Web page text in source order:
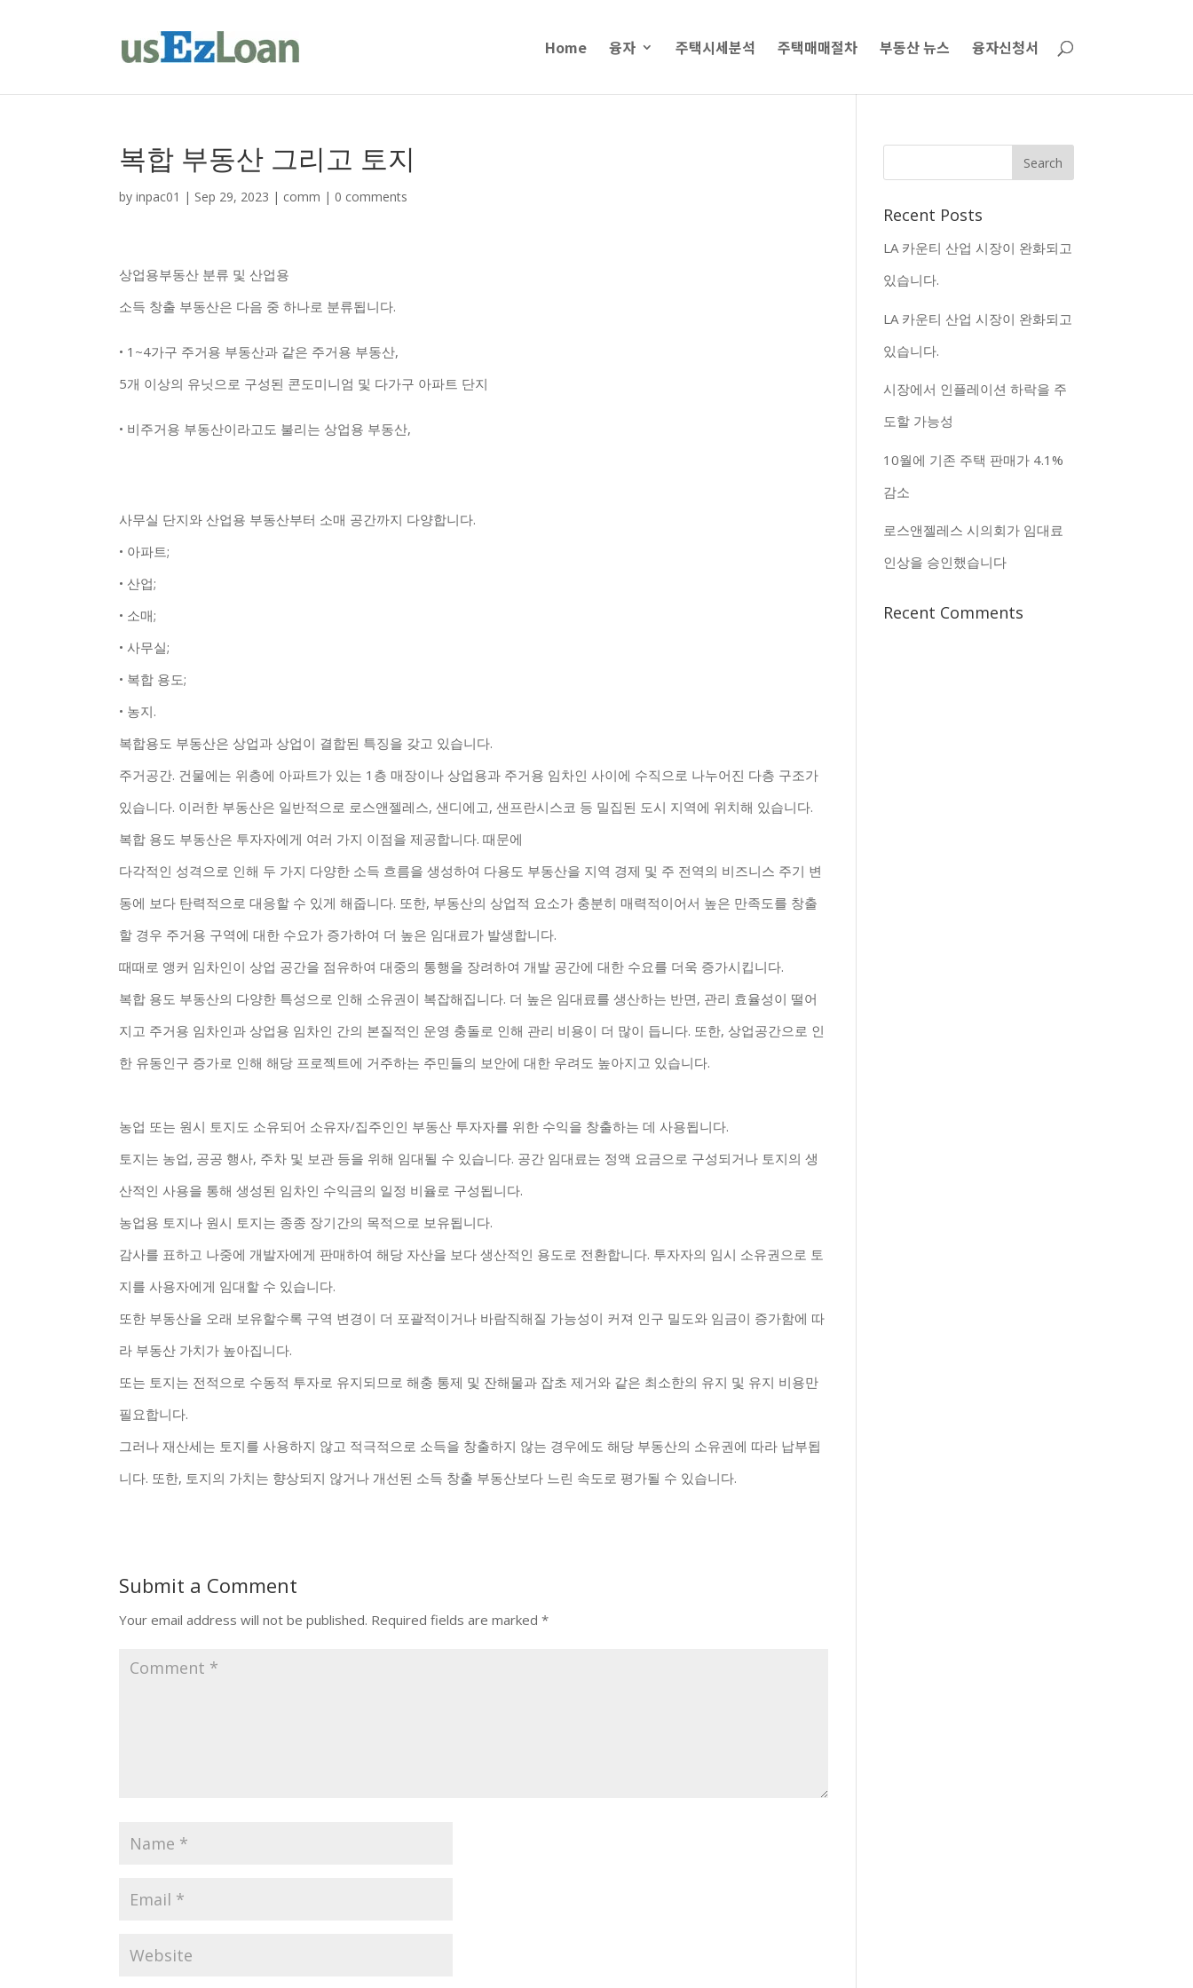
Home 융자 주택시세분석 주택매매절차 부동산 뉴스 융자신청서
복합 부동산 그리고 토지
byinpac01 | Sep 29, 2023 | comm | 0 comments
상업용부동산 분류 및 산업용
소득 창출 부동산은 다음 중 하나로 분류됩니다.
• 1~4가구 주거용 부동산과 같은 주거용 부동산,
5개 이상의 유닛으로 구성된 콘도미니엄 및 다가구 아파트 단지
• 비주거용 부동산이라고도 불리는 상업용 부동산,
사무실 단지와 산업용 부동산부터 소매 공간까지 다양합니다.
• 아파트;
• 산업;
• 소매;
• 사무실;
• 복합 용도;
• 농지.
복합용도 부동산은 상업과 상업이 결합된 특징을 갖고 있습니다.
주거공간. 건물에는 위층에 아파트가 있는 1층 매장이나 상업용과 주거용 임차인 사이에 수직으로 나누어진 다층 구조가
있습니다. 이러한 부동산은 일반적으로 로스앤젤레스, 샌디에고, 샌프란시스코 등 밀집된 도시 지역에 위치해 있습니다.
복합 용도 부동산은 투자자에게 여러 가지 이점을 제공합니다. 때문에
다각적인 성격으로 인해 두 가지 다양한 소득 흐름을 생성하여 다용도 부동산을 지역 경제 및 주 전역의 비즈니스 주기 변
동에 보다 탄력적으로 대응할 수 있게 해줍니다. 또한, 부동산의 상업적 요소가 충분히 매력적이어서 높은 만족도를 창출
할 경우 주거용 구역에 대한 수요가 증가하여 더 높은 임대료가 발생합니다.
때때로 앵커 임차인이 상업 공간을 점유하여 대중의 통행을 장려하여 개발 공간에 대한 수요를 더욱 증가시킵니다.
복합 용도 부동산의 다양한 특성으로 인해 소유권이 복잡해집니다. 더 높은 임대료를 생산하는 반면, 관리 효율성이 떨어
지고 주거용 임차인과 상업용 임차인 간의 본질적인 운영 충돌로 인해 관리 비용이 더 많이 듭니다. 또한, 상업공간으로 인
한 유동인구 증가로 인해 해당 프로젝트에 거주하는 주민들의 보안에 대한 우려도 높아지고 있습니다.
농업 또는 원시 토지도 소유되어 소유자/집주인인 부동산 투자자를 위한 수익을 창출하는 데 사용됩니다.
토지는 농업, 공공 행사, 주차 및 보관 등을 위해 임대될 수 있습니다. 공간 임대료는 정액 요금으로 구성되거나 토지의 생
산적인 사용을 통해 생성된 임차인 수익금의 일정 비율로 구성됩니다.
농업용 토지나 원시 토지는 종종 장기간의 목적으로 보유됩니다.
감사를 표하고 나중에 개발자에게 판매하여 해당 자산을 보다 생산적인 용도로 전환합니다. 투자자의 임시 소유권으로 토
지를 사용자에게 임대할 수 있습니다.
또한 부동산을 오래 보유할수록 구역 변경이 더 포괄적이거나 바람직해질 가능성이 커져 인구 밀도와 임금이 증가함에 따
라 부동산 가치가 높아집니다.
또는 토지는 전적으로 수동적 투자로 유지되므로 해충 통제 및 잔해물과 잡초 제거와 같은 최소한의 유지 및 유지 비용만
필요합니다.
그러나 재산세는 토지를 사용하지 않고 적극적으로 소득을 창출하지 않는 경우에도 해당 부동산의 소유권에 따라 납부됩
니다. 또한, 토지의 가치는 향상되지 않거나 개선된 소득 창출 부동산보다 느린 속도로 평가될 수 있습니다.
Submit a Comment
Your email address will not be published. Required fields are marked*
Recent Posts
LA 카운티 산업 시장이 완화되고
있습니다.
LA 카운티 산업 시장이 완화되고
있습니다.
시장에서 인플레이션 하락을 주
도할 가능성
10월에 기존 주택 판매가 4.1%
감소
로스앤젤레스 시의회가 임대료
인상을 승인했습니다
Recent Comments